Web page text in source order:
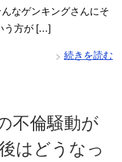
なゲンキングさんにそ
う方が […]
続きを読む
不倫騒動が
はどうなっ